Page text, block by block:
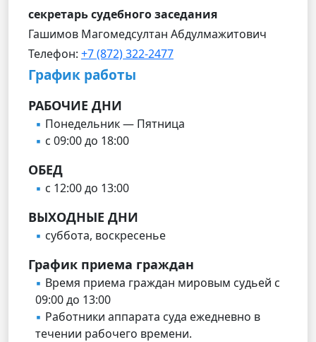
секретарь судебного заседания
Гашимов Магомедсултан Абдулмажитович
Телефон: +7 (872) 322-2477
График работы
РАБОЧИЕ ДНИ
Понедельник — Пятница
с 09:00 до 18:00
ОБЕД
с 12:00 до 13:00
ВЫХОДНЫЕ ДНИ
суббота, воскресенье
График приема граждан
Время приема граждан мировым судьей с
09:00 до 13:00
Работники аппарата суда ежедневно в
течении рабочего времени.